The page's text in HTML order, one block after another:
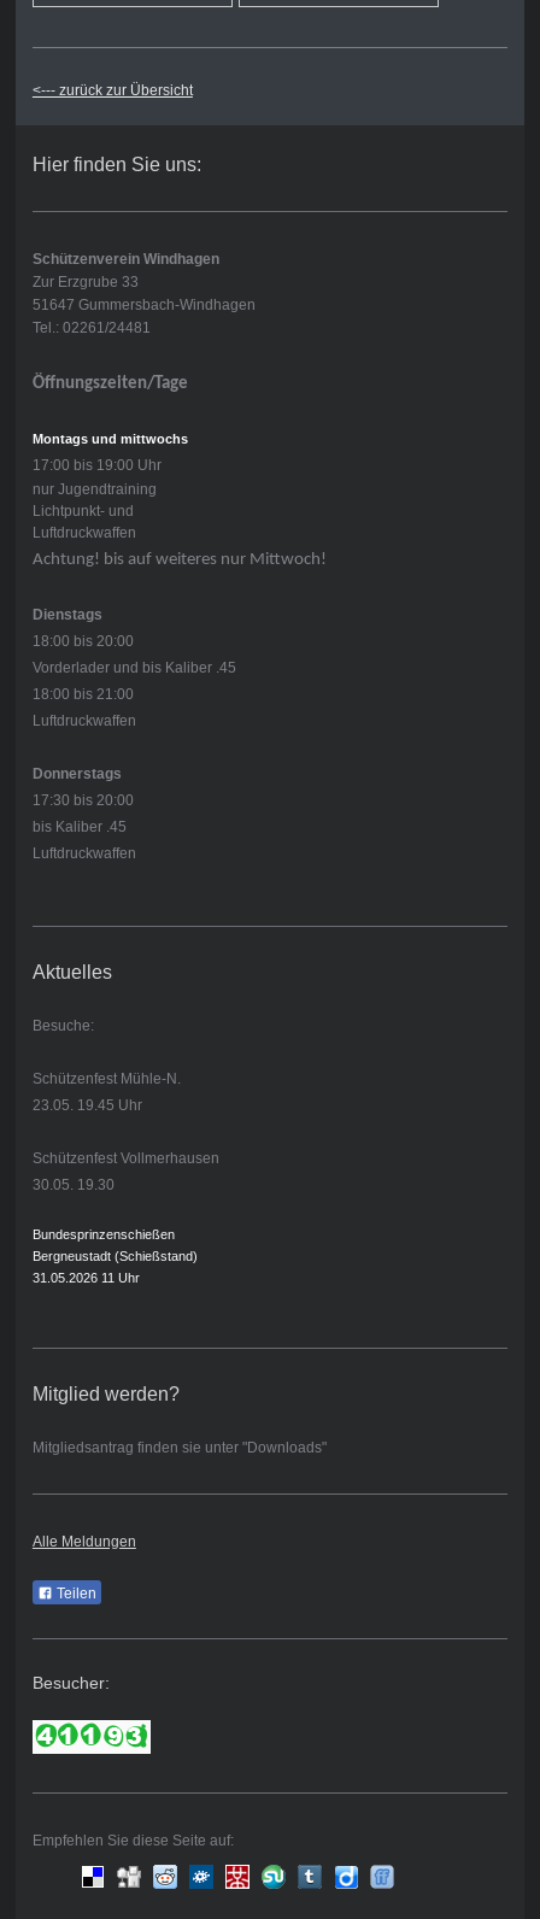
<--- zurück zur Übersicht
Hier finden Sie uns:
Schützenverein Windhagen
Zur Erzgrube 33
51647 Gummersbach-Windhagen
Tel.: 02261/24481
Öffnungszeiten/Tage
Montags und mittwochs
17:00 bis 19:00 Uhr
nur Jugendtraining
Lichtpunkt- und
Luftdruckwaffen
Achtung! bis auf weiteres nur Mittwoch!
Dienstags
18:00 bis 20:00
Vorderlader und bis Kaliber .45
18:00 bis 21:00
Luftdruckwaffen
Donnerstags
17:30 bis 20:00
bis Kaliber .45
Luftdruckwaffen
Aktuelles
Besuche:
Schützenfest Mühle-N.
23.05. 19.45 Uhr
Schützenfest Vollmerhausen
30.05. 19.30
Bundesprinzenschießen
Bergneustadt (Schießstand)
31.05.2026 11 Uhr
Mitglied werden?
Mitgliedsantrag finden sie unter "Downloads"
Alle Meldungen
Teilen
Besucher:
Empfehlen Sie diese Seite auf: